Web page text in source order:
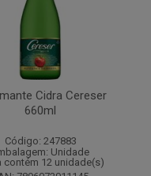
Cidra Cereser
660ml
Código: 247883
Unidade
contém 12 unidade(s)